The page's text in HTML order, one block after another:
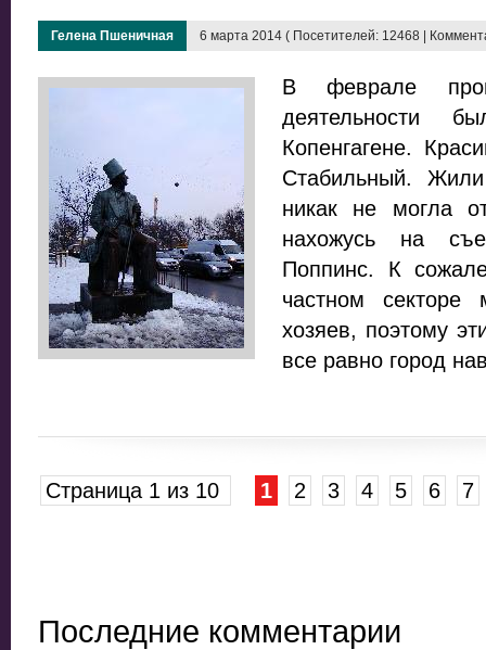
Гелена Пшеничная 6 марта 2014 ( Посетителей: 12468 |
В феврале
Копенгагене.
Стабильный.
никак не могла
нахожусь на
Поппинс. К
частном
хозяев, поэтому
все равно город
Страница 1 из 10 1 2 3 4 5 6 7
Последние комментарии